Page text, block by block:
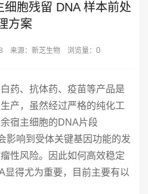
胞残留 DNA 样本前处
方案
来源：新芝生物 浏览量： 0
、抗体药、疫苗等产品是
产，虽然经过严格的纯化工
宿主细胞的DNA片段
影响到受体关键基因功能的发
性风险。因此如何高效稳定
显得尤为重要，目前主要有以